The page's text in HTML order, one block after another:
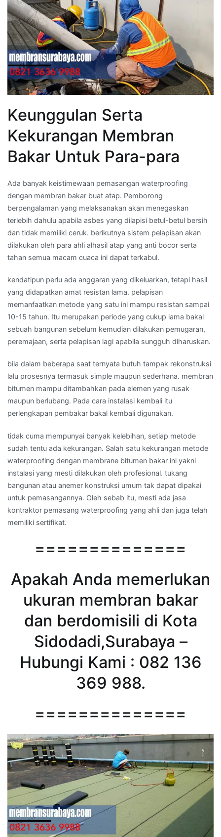
Keunggulan Serta
Kekurangan Membran
Bakar Untuk Para-para
Ada banyak keistimewaan pemasangan waterproofing
dengan membran bakar buat atap. Pemborong
berpengalaman yang melaksanakan akan menegaskan
terlebih dahulu apabila asbes yang dilapisi betul-betul bersih
dan tidak memiliki ceruk. berikutnya sistem pelapisan akan
dilakukan oleh para ahli alhasil atap yang anti bocor serta
tahan semua macam cuaca ini dapat terkabul.
kendatipun perlu ada anggaran yang dikeluarkan, tetapi hasil
yang didapatkan amat resistan lama. pelapisan
memanfaatkan metode yang satu ini mampu resistan sampai
10-15 tahun. Itu merupakan periode yang cukup lama bakal
sebuah bangunan sebelum kemudian dilakukan pemugaran,
peremajaan, serta pelapisan lagi apabila sungguh diharuskan.
bila dalam beberapa saat ternyata butuh tampak rekonstruksi
lalu prosesnya termasuk simple maupun sederhana. membran
bitumen mampu ditambahkan pada elemen yang rusak
maupun berlubang. Pada cara instalasi kembali itu
perlengkapan pembakar bakal kembali digunakan.
tidak cuma mempunyai banyak kelebihan, setiap metode
sudah tentu ada kekurangan. Salah satu kekurangan metode
waterproofing dengan membrane bitumen bakar ini yakni
instalasi yang mesti dilakukan oleh profesional. tukang
bangunan atau anemer konstruksi umum tak dapat dipakai
untuk pemasangannya. Oleh sebab itu, mesti ada jasa
kontraktor pemasang waterproofing yang ahli dan juga telah
memiliki sertifikat.
==============
Apakah Anda memerlukan
ukuran membran bakar
dan berdomisili di Kota
Sidodadi,Surabaya –
Hubungi Kami : 082 136
369 988.
==============